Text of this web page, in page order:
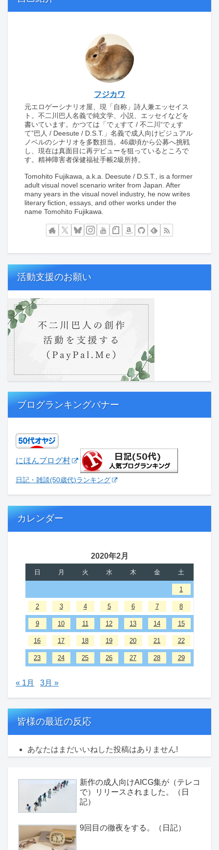
フジカワ
元エロゲーシナリオ屋、現「自称」詩人兼エッセイス
ト。不二川巴人名義で純文学、小説、エッセイなどを
書いています。かつては「でぇすて / 不二川“でぇす
て”巴人 / Deesute / D.S.T.」名義で成人向けビジュアル
ノベルのシナリオを多数担当。46歳頃から公募へ挑戦
し、現在は真面目に再デビューを狙っているところで
す。精神障害者保健福祉手帳2級所持。
Tomohito Fujikawa, a.k.a. Deesute / D.S.T., is a former
adult visual novel scenario writer from Japan. After
many years in the visual novel industry, he now writes
literary fiction, essays, and other works under the
name Tomohito Fujikawa.
活動支援のお願い
ブログランキングバナー
にほんブログ村
日記・雑談(50歳代)ランキング
カレンダー
2020年2月
日 月 火 水 木 金 土
1
2 3 4 5 6 7 8
9 10 11 12 13 14 15
16 17 18 19 20 21 22
23 24 25 26 27 28 29
« 1月 3月 »
皆様の最近の反応
あなたはまだいいねした投稿はありません!
新作の成人向けAICG集が（テレコ
で）リリースされました。（日
記）
9回目の徹夜をする。（日記）